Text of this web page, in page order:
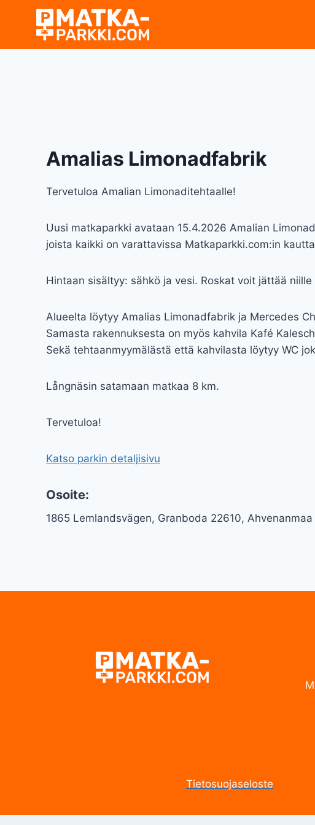
sisältöön
Amalias Limonadfabrik
Tervetuloa Amalian Limonaditehtaalle!
Uusi matkaparkki avataan 15.4.2026 Amalian
joista kaikki on varattavissa Matkaparkki.com:in
Hintaan sisältyy: sähkö ja vesi. Roskat voit jättää
Alueelta löytyy Amalias Limonadfabrik ja Mercedes
Samasta rakennuksesta on myös kahvila Kafé
Sekä tehtaanmyymälästä että kahvilasta löytyy WC
Långnäsin satamaan matkaa 8 km.
Tervetuloa!
Katso parkin detaljisivu
Osoite:
1865 Lemlandsvägen, Granboda 22610, Ahvenanmaa
Tietosuojaseloste